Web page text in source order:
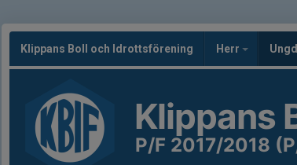
Klippans Boll och Idrottsförening Herr
Klippans
P/F 2017/2018